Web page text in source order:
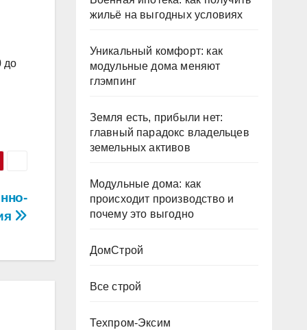
до
жильё на выгодных условиях
Уникальный комфорт: как
модульные дома меняют
глэмпинг
Земля есть, прибыли нет:
главный парадокс владельцев
земельных активов
Модульные дома: как
происходит производство и
почему это выгодно
ДомСтрой
Все строй
Техпром-Эксим